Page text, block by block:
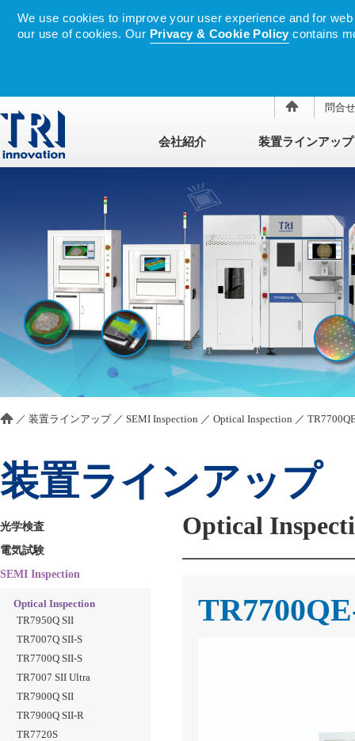
We use cookies to improve your user experience and for
our use of cookies. Our Privacy & Cookie Policy contains
問合せ
会社紹介 装置ラインアップ
／ 装置ラインアップ ／ SEMI Inspection ／ Optical Inspection ／
装置ラインアップ
光学検査
電気試験
SEMI Inspection
Optical Inspection
TR7950Q SII
TR7007Q SII-S
TR7700Q SII-S
TR7007 SII Ultra
TR7900Q SII
TR7900Q SII-R
TR7720S
Optical